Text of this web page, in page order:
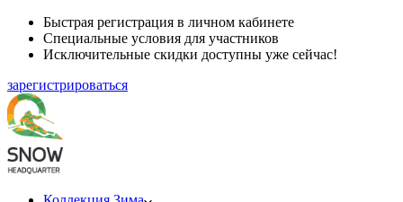
Быстрая регистрация в личном кабинете
Специальные условия для участников
Исключительные скидки доступны уже сейчас!
зарегистрироваться